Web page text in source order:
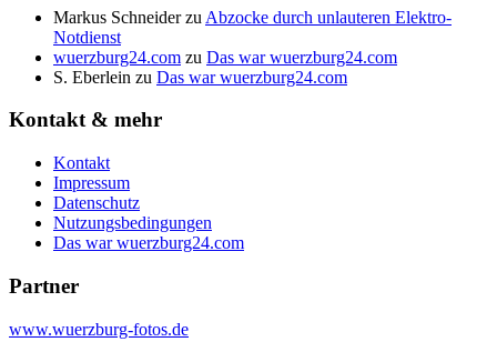
Markus Schneiderzu Abzocke durch unlauteren Elektro-
Notdienst
wuerzburg24.com zu Das war wuerzburg24.com
S. Eberlein zu Das war wuerzburg24.com
Kontakt & mehr
Kontakt
Impressum
Datenschutz
Nutzungsbedingungen
Das war wuerzburg24.com
Partner
www.wuerzburg-fotos.de